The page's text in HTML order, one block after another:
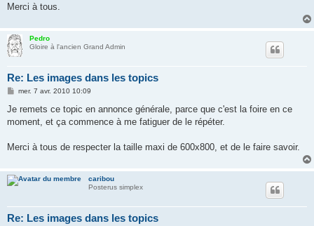
Merci à tous.
Pedro
Gloire à l'ancien Grand Admin
Re: Les images dans les topics
M
s
a
mer. 7 avr. 2010 10:09
Je remets ce topic en annonce générale, parce que c'est la foire en ce
moment, et ça commence à me fatiguer de le répéter.
Merci à tous de respecter la taille maxi de 600x800, et de le faire savoir.
caribou
Posterus simplex
Re: Les images dans les topics